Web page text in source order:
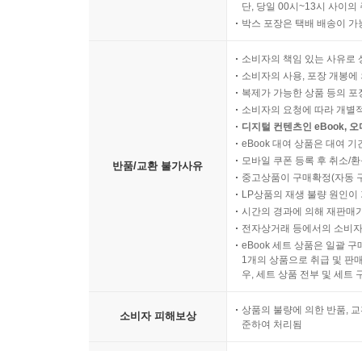
단, 당일 00시~13시 사이의
박스 포장은 택배 배송이
반품/교환 불가사유
소비자의 책임 있는 사유로
소비자의 사용, 포장 개봉
복제가 가능한 상품 등의
소비자의 요청에 따라 개별
디지털 컨텐츠인 eBook,
eBook 대여 상품은 대여 기
모바일 쿠폰 등록 후 취소/
중고상품이 구매확정(자동
LP상품의 재생 불량 원인
시간의 경과에 의해 재판매
전자상거래 등에서의 소비
eBook 세트 상품은 일괄 구
1개의 상품으로 취급 및 판
우, 세트 상품 전부 및 세트
소비자 피해보상
상품의 불량에 의한 반품,
준하여 처리됨